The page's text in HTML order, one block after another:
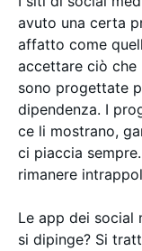
avuto una certa
affatto come
accettare ciò che
sono progettate
dipendenza. I
ce li mostrano,
ci piaccia
rimanere
Le app dei social
si dipinge? Si